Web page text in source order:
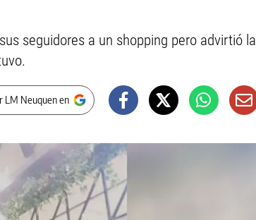
seguidores a un shopping pero advirtió la
LM Neuquen en